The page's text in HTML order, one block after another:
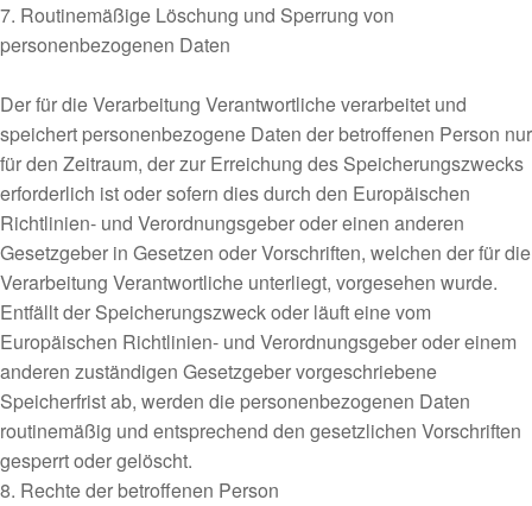
7. Routinemäßige Löschung und Sperrung von
personenbezogenen Daten
Der für die Verarbeitung Verantwortliche verarbeitet und
speichert personenbezogene Daten der betroffenen Person nur
für den Zeitraum, der zur Erreichung des Speicherungszwecks
erforderlich ist oder sofern dies durch den Europäischen
Richtlinien- und Verordnungsgeber oder einen anderen
Gesetzgeber in Gesetzen oder Vorschriften, welchen der für die
Verarbeitung Verantwortliche unterliegt, vorgesehen wurde.
Entfällt der Speicherungszweck oder läuft eine vom
Europäischen Richtlinien- und Verordnungsgeber oder einem
anderen zuständigen Gesetzgeber vorgeschriebene
Speicherfrist ab, werden die personenbezogenen Daten
routinemäßig und entsprechend den gesetzlichen Vorschriften
gesperrt oder gelöscht.
8. Rechte der betroffenen Person